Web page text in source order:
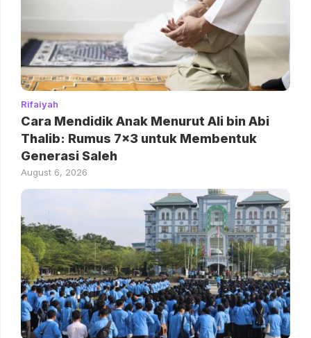
Rifaiyah
Cara Mendidik Anak Menurut Ali bin Abi
Thalib: Rumus 7×3 untuk Membentuk
Generasi Saleh
August 6, 2026